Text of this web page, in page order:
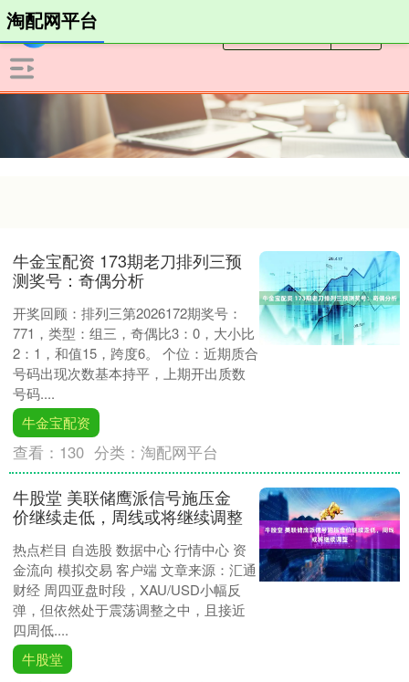
淘配网平台
牛金宝配资 173期老刀排列三预
测奖号：奇偶分析
开奖回顾：排列三第2026172期奖号：
771，类型：组三，奇偶比3：0，大小比
2：1，和值15，跨度6。 个位：近期质合
号码出现次数基本持平，上期开出质数
号码....
牛金宝配资
查看： 130 分类：淘配网平台
牛股堂 美联储鹰派信号施压金
价继续走低，周线或将继续调整
热点栏目 自选股 数据中心 行情中心 资
金流向 模拟交易 客户端 文章来源：汇通
财经 周四亚盘时段，XAU/USD小幅反
弹，但依然处于震荡调整之中，且接近
四周低....
牛股堂